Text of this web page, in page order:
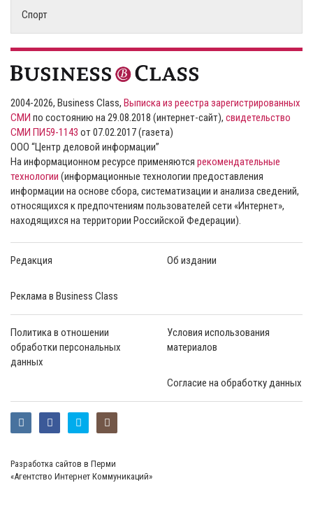
Спорт
2004-2026, Business Class, Выписка из реестра зарегистрированных
СМИ по состоянию на 29.08.2018 (интернет-сайт), свидетельство
СМИ ПИ59-1143 от 07.02.2017 (газета)
ООО “Центр деловой информации”
На информационном ресурсе применяются рекомендательные
технологии (информационные технологии предоставления
информации на основе сбора, систематизации и анализа сведений,
относящихся к предпочтениям пользователей сети «Интернет»,
находящихся на территории Российской Федерации).
Редакция Об издании
Реклама в Business Class
Политика в отношении
обработки персональных
данных
Условия использования
материалов
Согласие на обработку данных
Разработка сайтов в Перми
«Агентство Интернет Коммуникаций»